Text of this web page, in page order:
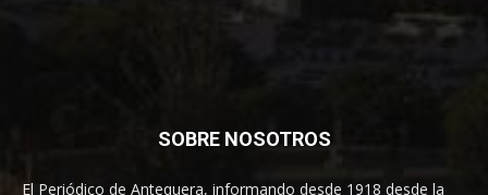
SOBRE NOSOTROS
El Periódico de Antequera, informando desde 1918 desde la